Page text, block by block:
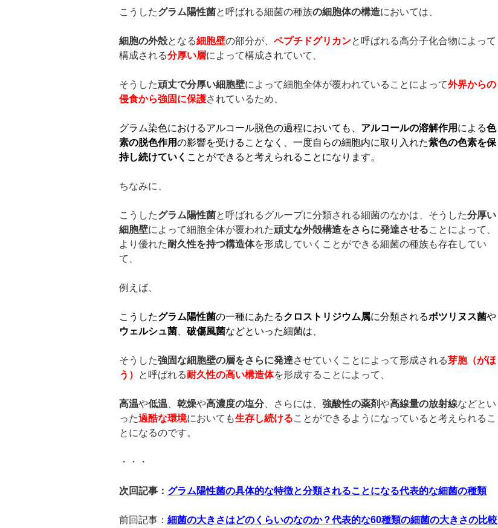
こうしたグラム陽性菌と呼ばれる細菌の種族の細胞体の構造においては、
細胞の外殻となる細胞壁の部分が、 ペプチドグリカンと呼ばれる高分子化合物によって
構成される分厚い層によって構成されていて、
そうした頑丈で分厚い細胞壁によって細胞全体が覆われていることによって外界からの
侵食から強固に保護されているため、
グラム染色におけるアルコール脱色の過程においても、 アルコールの溶解作用 による色
素の脱色作用の影響を受けることなく、一度自らの細胞内に取り入れた紫色の色素を保
持し続けていく ことができると考えられることになります。
ちなみに、
こうしたグラム陽性菌と呼ばれるグループに分類される細菌のなかは、そうした分厚い
細胞壁によって細胞全体が覆われた頑丈な外殻構造をさらに発達させることによって、
より優れた耐久性を持つ構造体を形成していくことができる細菌の種族も存在してい
て、
例えば、
こうしたグラム陽性菌の一種にあたるクロストリジウム属に分類されるボツリヌス菌や
ウェルシュ菌
破傷風菌などといった細菌は、
そうした強固な細胞壁の層をさらに発達させていくことによって形成される芽胞（がほ
う）
と呼ばれる耐久性の高い構造体を形成することによって、
高温や低温 乾燥や高濃度の塩分、さらには、 強酸性の薬剤や高線量の放射線などとい
った過酷な環境においても生存し続けることができるようになっていると考えられるこ
とになるのです。
・・・
次回記事： グラム陽性菌の具体的な特徴と分類されることになる代表的な細菌の種類
前回記事： 細菌の大きさはどのくらいのなのか？代表的な60種類の細菌の大きさの比較